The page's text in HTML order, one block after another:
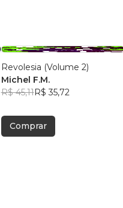
Revolesia (Volume 2)
Michel F.M.
R$ 45,11R$ 35,72
Comprar